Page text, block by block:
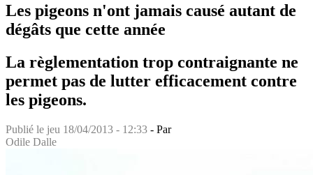
Les pigeons n'ont jamais causé autant de
dégâts que cette année
La règlementation trop contraignante ne
permet pas de lutter efficacement contre
les pigeons.
Publié le jeu 18/04/2013 - 12:33 - Par
Odile Dalle